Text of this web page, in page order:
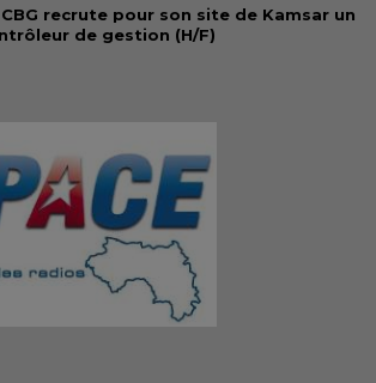
CBG recrute pour son site de Kamsar un
de gestion (H/F)